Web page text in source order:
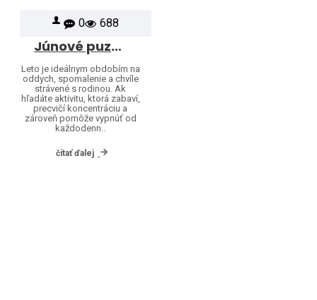
0 688
Júnové puzzle inšpirácie: Objavte svet značiek Heye a Jumbo
Leto je ideálnym obdobím na
oddych, spomalenie a chvíle
strávené s rodinou. Ak
hľadáte aktivitu, ktorá zabaví,
precvičí koncentráciu a
zároveň pomôže vypnúť od
každodenn..
čítať ďalej